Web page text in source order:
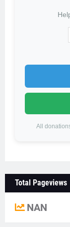
All
Total Pageviews
NAN